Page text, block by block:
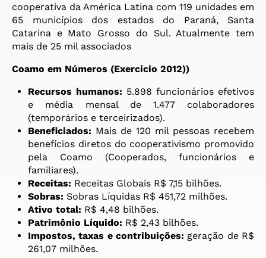
cooperativa da América Latina com 119 unidades em
65 municípios dos estados do Paraná, Santa
Catarina e Mato Grosso do Sul. Atualmente tem
mais de 25 mil associados
Coamo em Números (Exercício 2012))
Recursos humanos: 5.898 funcionários efetivos
e média mensal de 1.477 colaboradores
(temporários e terceirizados).
Beneficiados: Mais de 120 mil pessoas recebem
benefícios diretos do cooperativismo promovido
pela Coamo (Cooperados, funcionários e
familiares).
Receitas: Receitas Globais R$ 7,15 bilhões.
Sobras: Sobras Líquidas R$ 451,72 milhões.
Ativo total: R$ 4,48 bilhões.
Patrimônio Líquido: R$ 2,43 bilhões.
Impostos, taxas e contribuições: geração de R$
261,07 milhões.